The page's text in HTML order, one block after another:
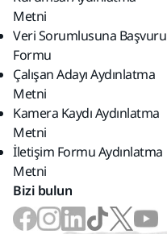
Metni
Veri Sorumlusuna Başvuru
Formu
Çalışan Adayı Aydınlatma
Metni
Kamera Kaydı Aydınlatma
Metni
İletişim Formu Aydınlatma
Metni
Bizi bulun